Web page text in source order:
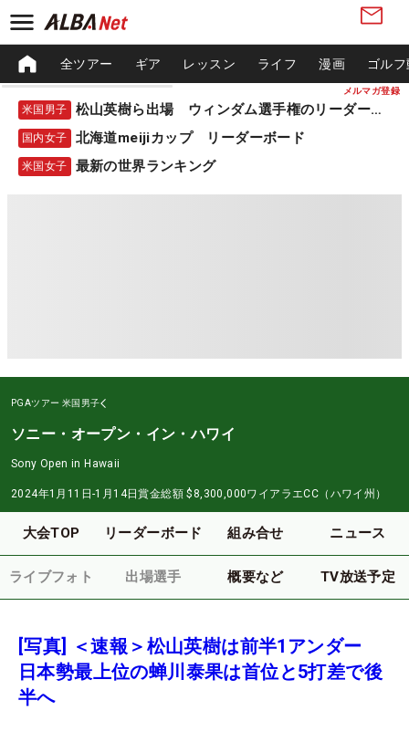
メルマガ登録
全ツアー ギア レッスン ライフ 漫画 ゴル
米国男子 松山英樹ら出場 ウィンダム選手権のリーダーボード
国内女子 北海道meijiカップ リーダーボード
米国女子 最新の世界ランキング
PGAツアー 米国男子
ソニー・オープン・イン・ハワイ
Sony Open in Hawaii
2024年1月11日-1月14日賞金総額 $8,300,000ワイアラエCC（ハワイ州）
大会TOP リーダーボード 組み合せ ニュース
ライブフォト 出場選手 概要など TV放送予定
[写真] ＜速報＞松山英樹は前半1アンダー
日本勢最上位の蝉川泰果は首位と5打差で後
半へ